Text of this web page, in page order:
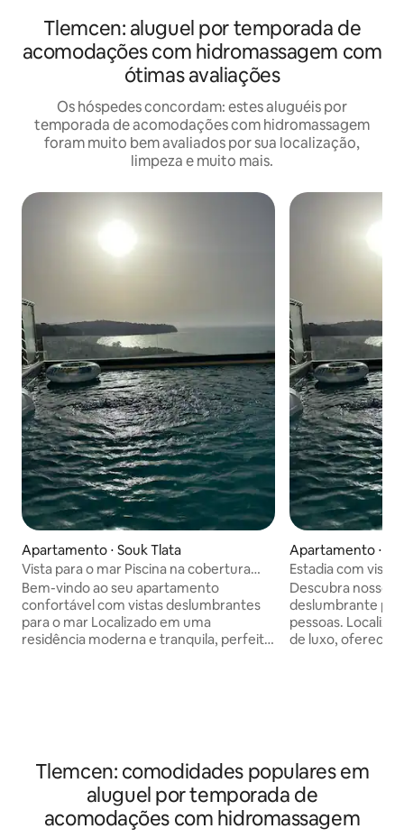
Tlemcen: aluguel por temporada de
acomodações com hidromassagem com
ótimas avaliações
Os hóspedes concordam: estes aluguéis por
temporada de acomodações com hidromassagem
foram muito bem avaliados por sua localização,
limpeza e muito mais.
Apartamento ⋅ Souk Tlata
Vista para o mar Piscina na cobertura
Jacuzzi
Bem-vindo ao seu apartamento
confortável com vistas deslumbrantes
para o mar Localizado em uma
residência moderna e tranquila, perfeito
Piscina no terraço com vista panorâmica
para o mar (acesso compartilhado) • ✅
Jacuzzi compartilhada para um
momento relaxante
Apartamento ⋅
Estadia com vista
jacuzzi e sauna
Descubra nosso
deslumbrante
pessoas.
de luxo, oferece
minutos de
perfeito para
estar, sol e fuga.
Tlemcen: comodidades populares em
aluguel por temporada de
acomodações com hidromassagem